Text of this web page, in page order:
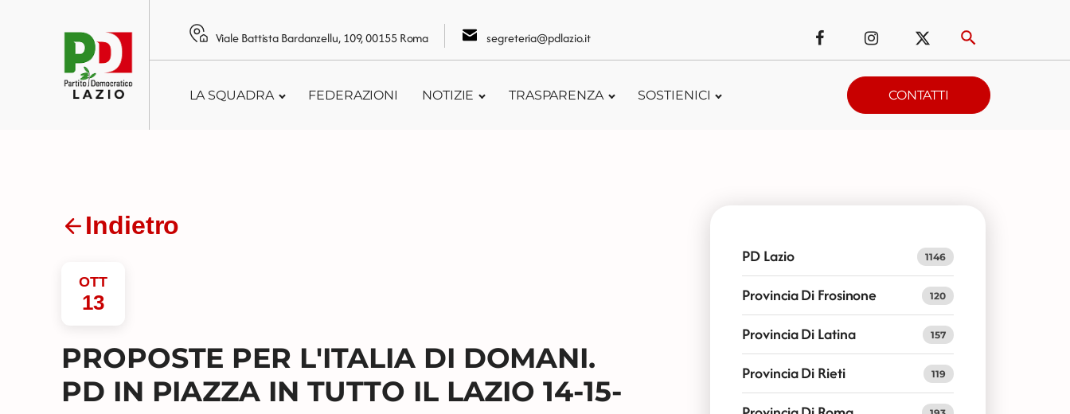
Viale Battista Bardanzellu, 109, 00155 Roma segreteria@pdlazio.it
LA SQUADRA FEDERAZIONI NOTIZIE TRASPARENZA SOSTIENICI CONTATTI
Indietro
OTT
13
PROPOSTE PER L'ITALIA DI DOMANI.
PD IN PIAZZA IN TUTTO IL LAZIO 14-15-
PD Lazio 1146
Provincia Di Frosinone 120
Provincia Di Latina 157
Provincia Di Rieti 119